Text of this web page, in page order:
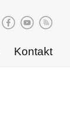
Kontakt